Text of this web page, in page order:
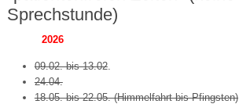
Sprechstunde)
2026
09.02. bis 13.02.
24.04.
18.05. bis 22.05. (Himmelfahrt bis Pfingsten)